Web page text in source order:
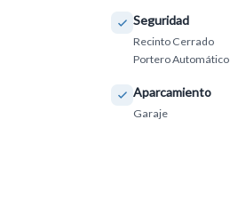
Seguridad
Recinto Cerrado
Portero Automático
Aparcamiento
Garaje